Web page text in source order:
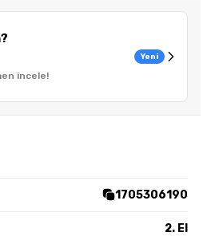
incele!
Yeni
1705306190
2. El